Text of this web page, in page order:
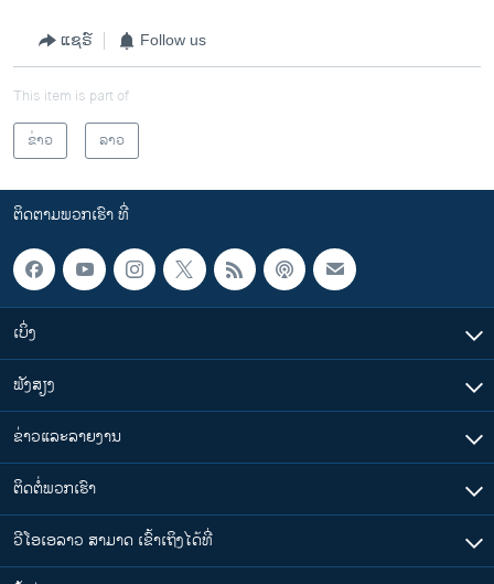
ແຊຣ໌ Follow us
This item is part of
ຂ່າວ
ລາວ
ຕິດຕາມພວກເຮົາ ທີ່
ເບິ່ງ
ຟັງສຽງ
ຂ່າວແລະລາຍງານ
ຕິດຕໍ່ພວກເຮົາ
ວີໂອເອລາວ ສາມາດ ເຂົ້າເຖິງໄດ້ທີ່